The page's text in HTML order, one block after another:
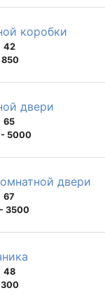
коробки
42
двери
65
5000
двери
67
3500
48